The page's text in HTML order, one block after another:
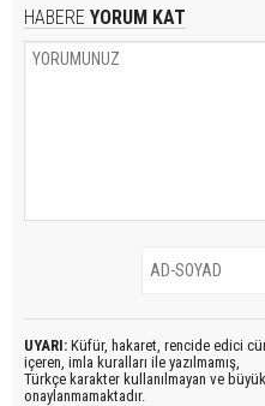
HABERE YORUM KAT
UYARI: Küfür, hakaret, rencide edici
içeren, imla kuralları ile yazılmamış,
Türkçe karakter kullanılmayan ve
onaylanmamaktadır.